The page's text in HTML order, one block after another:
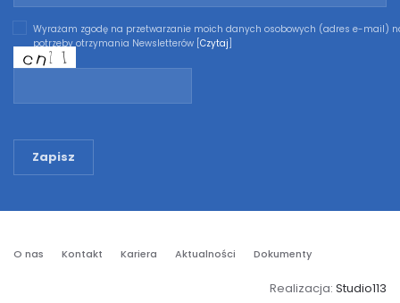
Wyrażam zgodę na przetwarzanie moich danych osobowych (adres e-mail)
potrzeby otrzymania Newsletterów [ Czytaj
Zapisz
O nas Kontakt Kariera Aktualności Dokumenty
Realizacja: Studio113